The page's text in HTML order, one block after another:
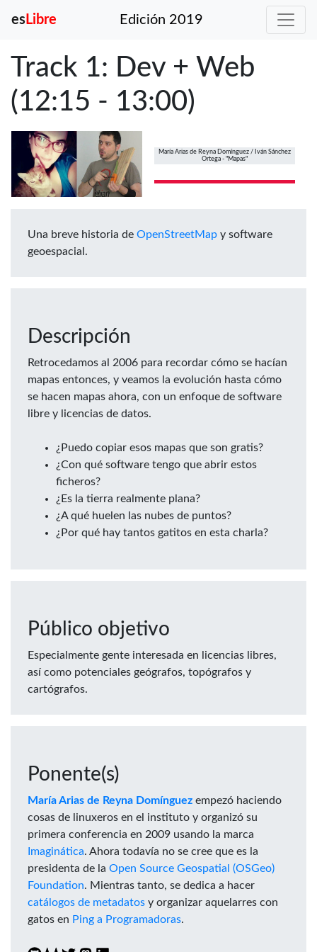
es Libre Edición 2019
Track 1: Dev + Web
(12:15 - 13:00)
María Arias de Reyna Domínguez / Iván Sánchez
Ortega - "Mapas"
Una breve historia de OpenStreetMap y software
geoespacial.
Descripción
Retrocedamos al 2006 para recordar cómo se hacían
mapas entonces, y veamos la evolución hasta cómo
se hacen mapas ahora, con un enfoque de software
libre y licencias de datos.
¿Puedo copiar esos mapas que son gratis?
¿Con qué software tengo que abrir estos
ficheros?
¿Es la tierra realmente plana?
¿A qué huelen las nubes de puntos?
¿Por qué hay tantos gatitos en esta charla?
Público objetivo
Especialmente gente interesada en licencias libres,
así como potenciales geógrafos, topógrafos y
cartógrafos.
Ponente(s)
María Arias de Reyna Domínguez empezó haciendo
cosas de linuxeros en el instituto y organizó su
primera conferencia en 2009 usando la marca
Imaginática. Ahora todavía no se cree que es la
presidenta de la Open Source Geospatial (OSGeo)
Foundation. Mientras tanto, se dedica a hacer
catálogos de metadatos y organizar aquelarres con
gatos en Ping a Programadoras.